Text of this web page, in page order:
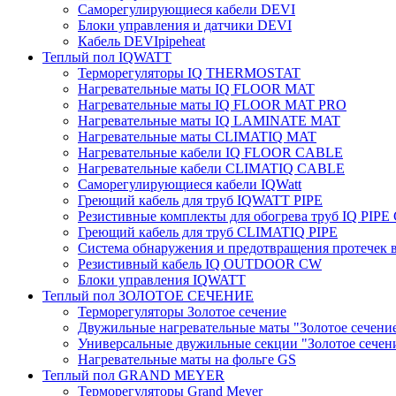
Саморегулирующиеся кабели DEVI
Блоки управления и датчики DEVI
Кабель DEVIpipeheat
Теплый пол IQWATT
Терморегуляторы IQ THERMOSTAT
Нагревательные маты IQ FLOOR MAT
Нагревательные маты IQ FLOOR MAT PRO
Нагревательные маты IQ LAMINATE MAT
Нагревательные маты CLIMATIQ MAT
Нагревательные кабели IQ FLOOR CABLE
Нагревательные кабели CLIMATIQ CABLE
Саморегулирующиеся кабели IQWatt
Греющий кабель для труб IQWATT PIPE
Резистивные комплекты для обогрева труб IQ PIPE
Греющий кабель для труб CLIMATIQ PIPE
Система обнаружения и предотвращения протечек
Резистивный кабель IQ OUTDOOR CW
Блоки управления IQWATT
Теплый пол ЗОЛОТОЕ СЕЧЕНИЕ
Терморегуляторы Золотое сечение
Двужильные нагревательные маты "Золотое
Универсальные двужильные секции "Золотое
Нагревательные маты на фольге GS
Теплый пол GRAND MEYER
Терморегуляторы Grand Meyer